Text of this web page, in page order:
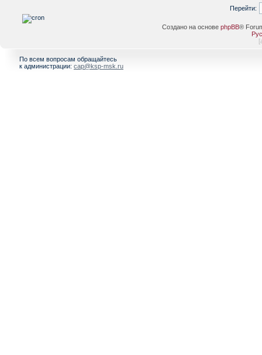
Перейти:
Создано на основе phpBB®
[
По всем вопросам обращайтесь
к администрации: cap@ksp-msk.ru